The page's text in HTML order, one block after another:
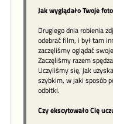
Jak wyglądało Twoje
Drugiego dnia robienia
odebrać film, i był tam
zaczęliśmy oglądać
Zaczęliśmy razem
Uczyliśmy się, jak
szybkim, w jaki sposób
odbitki.
Czy ekscytowało Cię